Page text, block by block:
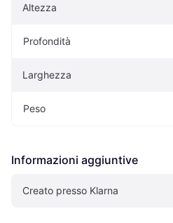
Altezza
Profondità
Larghezza
Peso
Informazioni aggiuntive
Creato presso Klarna